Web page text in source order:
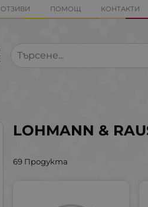
ОТЗИВИ ПОМОЩ КОНТАКТИ
LOHMANN &
69 Продукта